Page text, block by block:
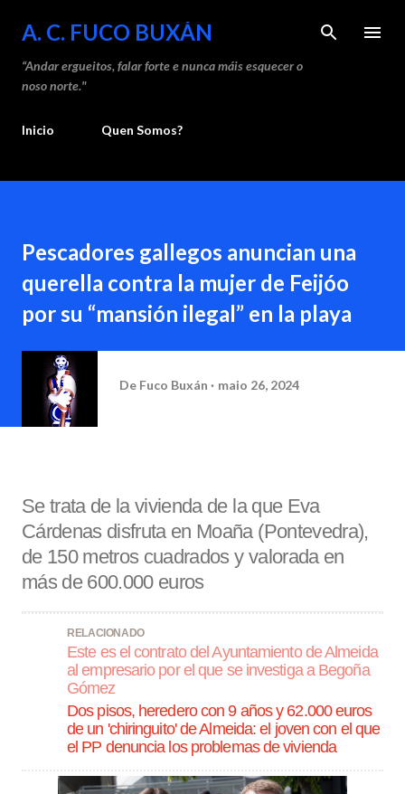
Saltar ao contido principal
A. C. FUCO BUXÁN
“Andar ergueitos, falar forte e nunca máis esquecer o
noso norte."
Inicio Quen Somos?
Pescadores gallegos anuncian una
querella contra la mujer de Feijóo
por su “mansión ilegal” en la playa
De Fuco Buxán maio 26, 2024
Se trata de la vivienda de la que Eva
Cárdenas disfruta en Moaña (Pontevedra),
de 150 metros cuadrados y valorada en
más de 600.000 euros
RELACIONADO
Este es el contrato del Ayuntamiento de Almeida
al empresario por el que se investiga a Begoña
Gómez
Dos pisos, heredero con 9 años y 62.000 euros
de un 'chiringuito' de Almeida: el joven con el que
el PP denuncia los problemas de vivienda